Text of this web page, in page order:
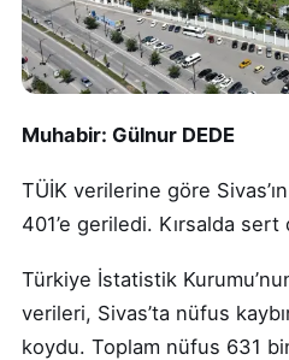
Muhabir: Gülnur DEDE
TÜİK verilerine göre
401’e geriledi. Kırsalda
Türkiye İstatistik
verileri, Sivas’ta nüfus
koydu. Toplam nüfus 631